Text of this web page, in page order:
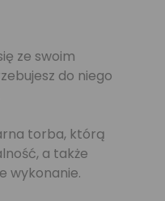
ze swoim
do niego
torba, którą
a także
wykonanie.